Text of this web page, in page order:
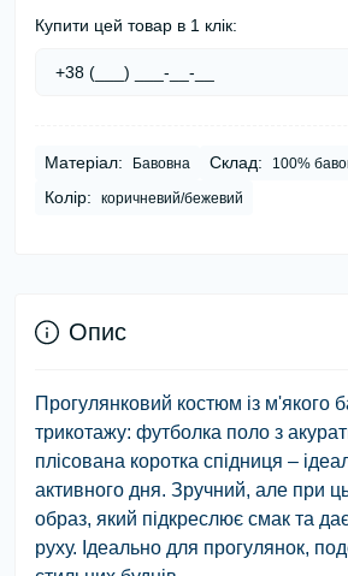
Купити цей товар в 1 клік:
Матеріал: Бавовна Склад: 100%
Колір: коричневий/бежевий
Опис
Прогулянковий костюм із м'якого
трикотажу: футболка поло з
плісована коротка спідниця –
активного дня. Зручний, але при
образ, який підкреслює смак та
руху. Ідеально для прогулянок,